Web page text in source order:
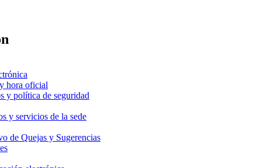
hora oficial
y política de seguridad
y servicios de la sede
de Quejas y Sugerencias